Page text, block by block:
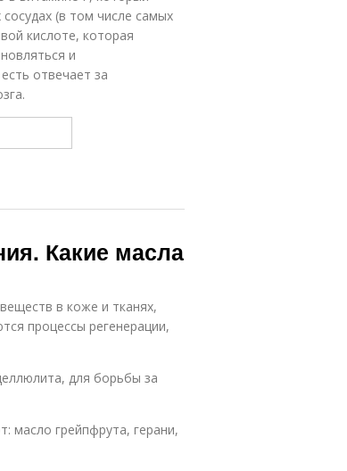
(в том числе самых
кислоте, которая
и
отвечает за
Какие масла
в коже и тканях,
процессы регенерации,
для борьбы за
масло грейпфрута, герани,